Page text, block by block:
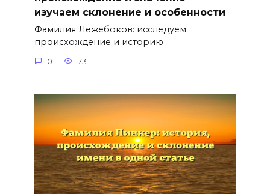
изучаем склонение и особенности
Фамилия Лежебоков: исследуем
происхождение и историю
0 73